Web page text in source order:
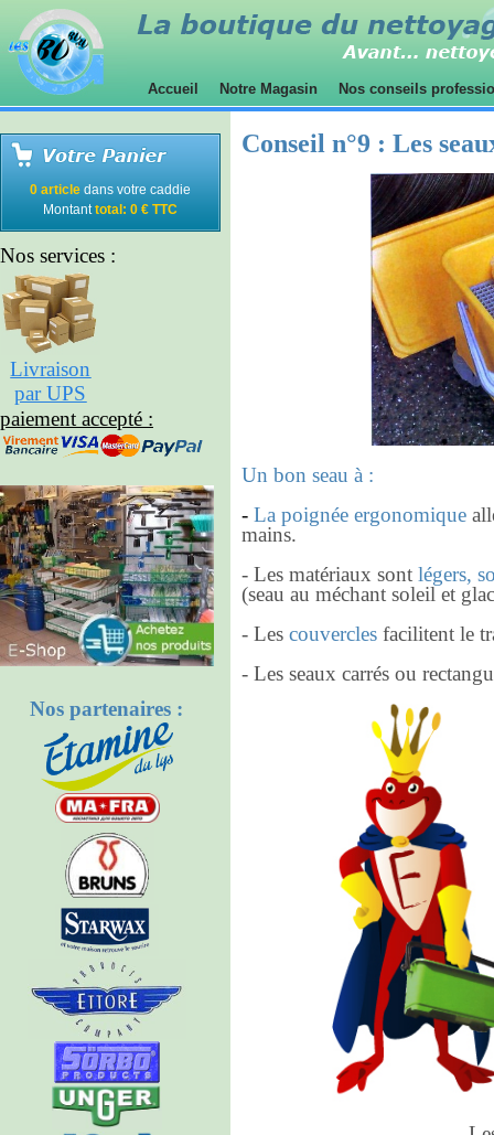
Accueil Notre Magasin Nos conseils
0 article dans votre caddie
Montanttotal: 0 € TTC
Nos services :
Livraison
par UPS
paiement accepté :
Nos partenaires :
Conseil n°9 : Les
Un bon seau à :
- La poignée ergonomique
mains.
- Les matériaux sont légers,
(seau au méchant soleil et
- Les couvercles facilitent le
- Les seaux carrés ou